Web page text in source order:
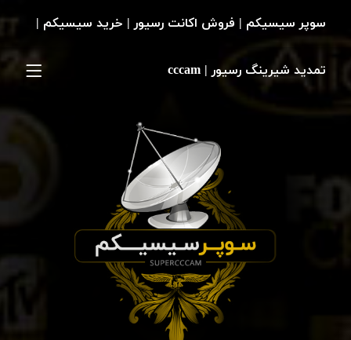
سوپر سیسیکم | فروش اکانت رسیور | خرید سیسیکم |
تمدید شیرینگ رسیور | cccam